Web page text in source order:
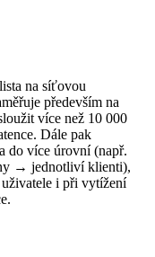
na síťovou
především na
více než 10 000
Dále pak
do více úrovní (např.
→ jednotliví klienti),
i při vytížení